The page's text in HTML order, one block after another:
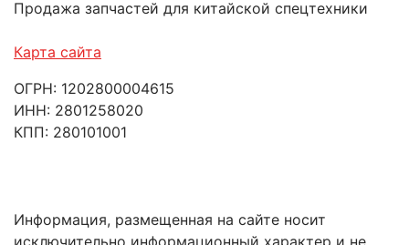
Продажа запчастей для китайской спецтехники
Карта сайта
ОГРН: 1202800004615
ИНН: 2801258020
КПП: 280101001
Информация, размещенная на сайте носит
исключительно информационный характер и не